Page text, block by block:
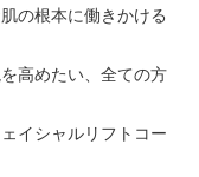
の根本に働きかける
高めたい、全ての方
イシャルリフトコー